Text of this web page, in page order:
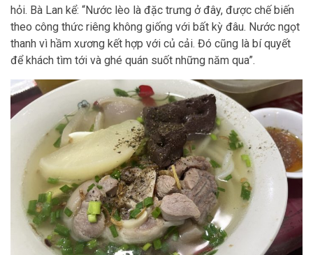
hỏi. Bà Lan kể: “Nước lèo là đặc trưng ở đây, được chế biến
theo công thức riêng không giống với bất kỳ đâu. Nước ngọt
thanh vì hầm xương kết hợp với củ cải. Đó cũng là bí quyết
để khách tìm tới và ghé quán suốt những năm qua”.